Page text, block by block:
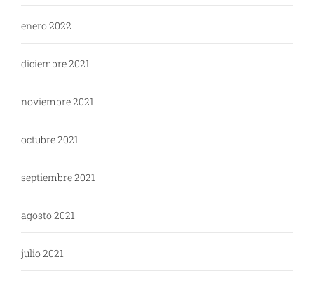
enero 2022
diciembre 2021
noviembre 2021
octubre 2021
septiembre 2021
agosto 2021
julio 2021